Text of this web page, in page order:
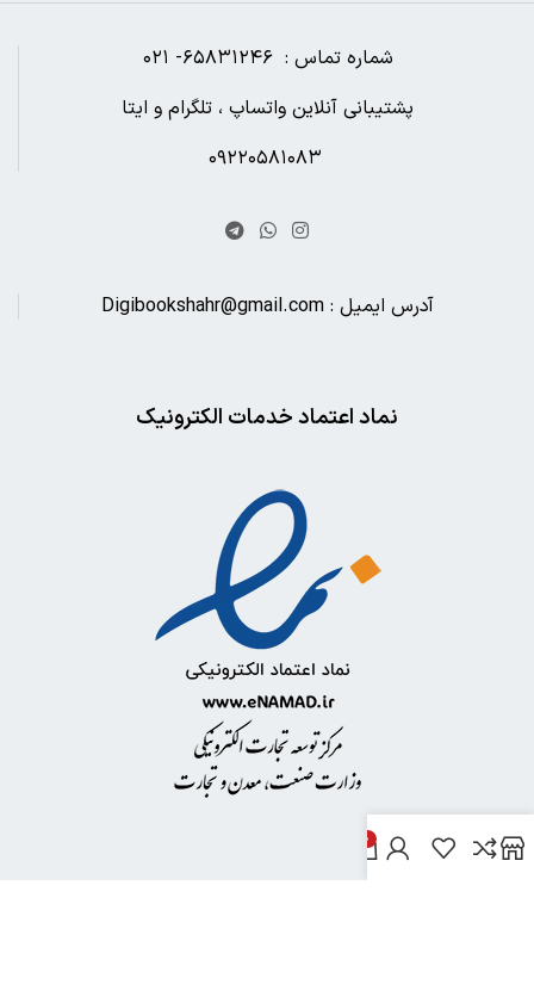
شماره تماس : ۶۵۸۳۱۲۴۶- ۰۲۱
پشتیبانی آنلاین واتساپ ، تلگرام و ایتا
آدرس ایمیل : Digibookshahr@gmail.com
نماد اعتماد خدمات الکترونیک
0